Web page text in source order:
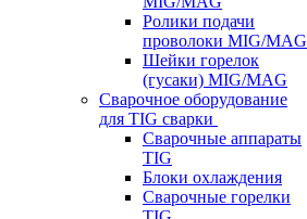
Ролики подачи
проволоки MIG/MAG
Шейки горелок
(гусаки) MIG/MAG
Сварочное оборудование
для TIG сварки
Сварочные аппараты
TIG
Блоки охлаждения
Сварочные горелки